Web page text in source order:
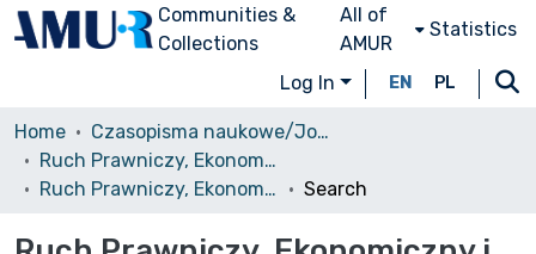
Communities &
Collections
All of
AMUR
Statistics
Log In EN PL
Home
Czasopisma naukowe/Journals
Ruch Prawniczy, Ekonomiczny i Socjologiczny
Ruch Prawniczy, Ekonomiczny i Socjologiczny, 1995, nr 4
Search